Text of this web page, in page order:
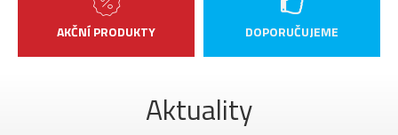
SEDLOVKA
120 kg
AKČNÍ PRODUKTY DOPORUČUJEME
Aktuality